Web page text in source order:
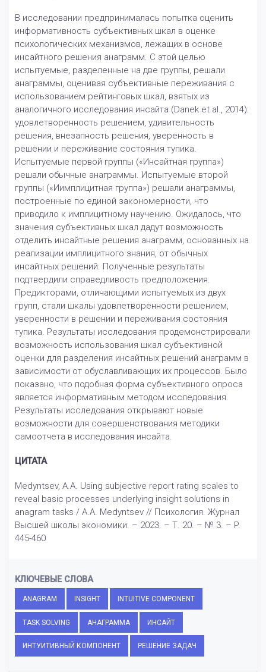
В исследовании предпринималась попытка оценить
информативность субъективных шкал в оценке
психологических механизмов, лежащих в основе
инсайтного решения анаграмм. С этой целью
испытуемые, разделенные на две группы, решали
анаграммы, оценивая субъективные переживания с
использованием рейтинговых шкал, взятых из
аналогичного исследования инсайта (Danek et al., 2014):
удовлетворенность решением, удивительность
решения, внезапность решения, уверенность в
решении и переживание состояния тупика.
Испытуемые первой группы («Инсайтная группа»)
решали обычные анаграммы. Испытуемые второй
группы («Иимплицитная группа») решали анаграммы,
построенные по единой закономерности, что
приводило к имплицитному научению. Ожидалось, что
значения субъективных шкал дадут возможность
отделить инсайтные решения анаграмм, основанных на
реализации имплицитного знания, от обычных
инсайтных решений. Полученные результаты
подтвердили справедливость предположения.
Предикторами, отличающими испытуемых из двух
групп, стали шкалы удовлетворенности решением,
уверенности в решении и переживания состояния
тупика. Результаты исследования продемонстрировали
возможность использования шкал субъективной
оценки для разделения инсайтных решений анаграмм в
зависимости от обуславливающих их процессов. Было
показано, что подобная форма субъективного опроса
является информативным методом исследования.
Результаты исследования открывают новые
возможности для совершенствования методики
самоотчета в исследования инсайта.
ЦИТАТА
Medyntsev, A.A. Using subjective report rating scales to
reveal basic processes underlying insight solutions in
anagram tasks / A.A. Medyntsev // Психология. Журнал
Высшей школы экономики. – 2023. – Т. 20. – № 3. – P.
445-460
КЛЮЧЕВЫЕ СЛОВА
ANAGRAM INSIGHT INTUITIVE COMPONENT
TASK SOLVING АНАГРАММА ИНСАЙТ
ИНТУИТИВНЫЙ КОМПОНЕНТ РЕШЕНИЕ ЗАДАЧ